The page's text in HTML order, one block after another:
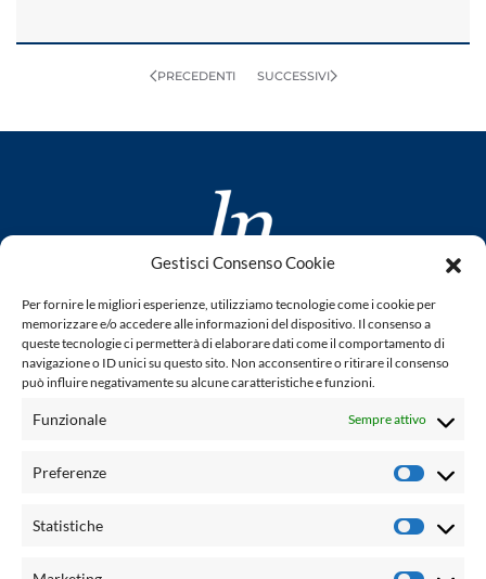
Gestisci Consenso Cookie
Per fornire le migliori esperienze, utilizziamo tecnologie come i cookie per
memorizzare e/o accedere alle informazioni del dispositivo. Il consenso a
queste tecnologie ci permetterà di elaborare dati come il comportamento di
navigazione o ID unici su questo sito. Non acconsentire o ritirare il consenso
può influire negativamente su alcune caratteristiche e funzioni.
Funzionale Sempre attivo
Preferenze
Statistiche
PRECEDENTI SUCCESSIVI
www.laletteraturaenoi.it
fondato da Romano Luperini
Questo blog non rappresenta una testata giornalistica in
quanto viene aggiornato senza alcuna periodicità. Non può
legge n° 62 del 7.03.2001. L'autore non è responsabile per